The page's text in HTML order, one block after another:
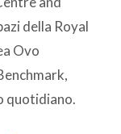
della Royal
Ovo
quotidiano.